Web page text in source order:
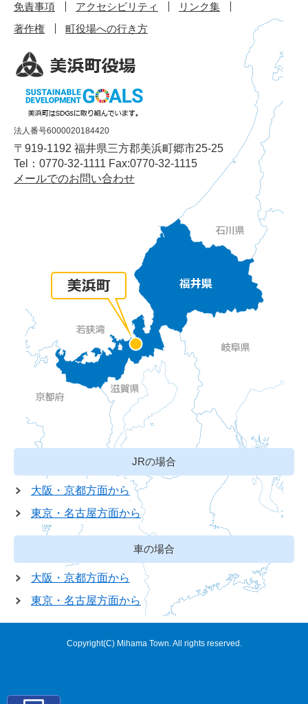
免責事項
アクセシビリティ
リンク集
著作権
町役場への行き方
法人番号6000020184420
〒919-1192 福井県三方郡美浜町郷市25-25
Tel：0770-32-1111 Fax:0770-32-1115
メールでのお問い合わせ
JRの場合
大阪・京都方面から
東京・名古屋方面から
車の場合
大阪・京都方面から
東京・名古屋方面から
Copyright(C) Mihama Town. All rights reserved.